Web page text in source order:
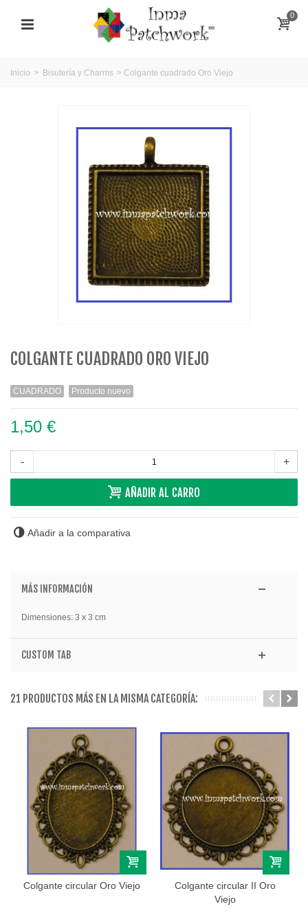
0
Inicio > Bisutería y Charms > Colgante cuadrado Oro Viejo
COLGANTE CUADRADO ORO VIEJO
CUADRADO Producto nuevo
1,50 €
- +
AÑADIR AL CARRO
Añadir a la comparativa
MÁS INFORMACIÓN
Dimensiones: 3 x 3 cm
CUSTOM TAB
21 PRODUCTOS MÁS EN LA MISMA CATEGORÍA:
Colgante circular Oro Viejo
Colgante circular II Oro
Viejo